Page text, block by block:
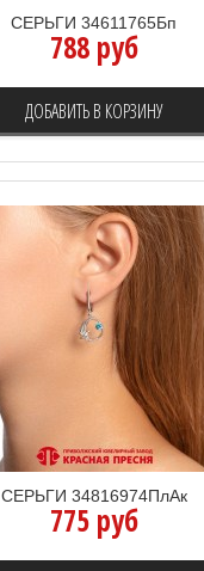
СЕРЬГИ 34611765Бп
788 руб
ДОБАВИТЬ В КОРЗИНУ
СЕРЬГИ 34816974ПлАк
775 руб